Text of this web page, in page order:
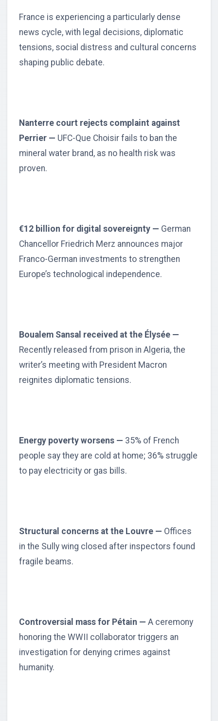
France is experiencing a particularly dense
news cycle, with legal decisions, diplomatic
tensions, social distress and cultural concerns
shaping public debate.
Nanterre court rejects complaint against
Perrier — UFC-Que Choisir fails to ban the
mineral water brand, as no health risk was
proven.
€12 billion for digital sovereignty — German
Chancellor Friedrich Merz announces major
Franco-German investments to strengthen
Europe’s technological independence.
Boualem Sansal received at the Élysée —
Recently released from prison in Algeria, the
writer’s meeting with President Macron
reignites diplomatic tensions.
Energy poverty worsens — 35% of French
people say they are cold at home; 36% struggle
to pay electricity or gas bills.
Structural concerns at the Louvre — Offices
in the Sully wing closed after inspectors found
fragile beams.
Controversial mass for Pétain — A ceremony
honoring the WWII collaborator triggers an
investigation for denying crimes against
humanity.